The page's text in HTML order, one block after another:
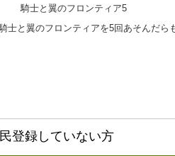
騎士と翼のフロンティア5
士と翼のフロンティアを5回あそんだら
登録していない方